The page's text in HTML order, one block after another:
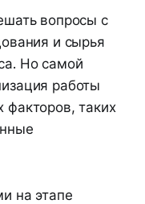
вопросы с
и сырья
Но самой
работы
факторов, таких
на этапе